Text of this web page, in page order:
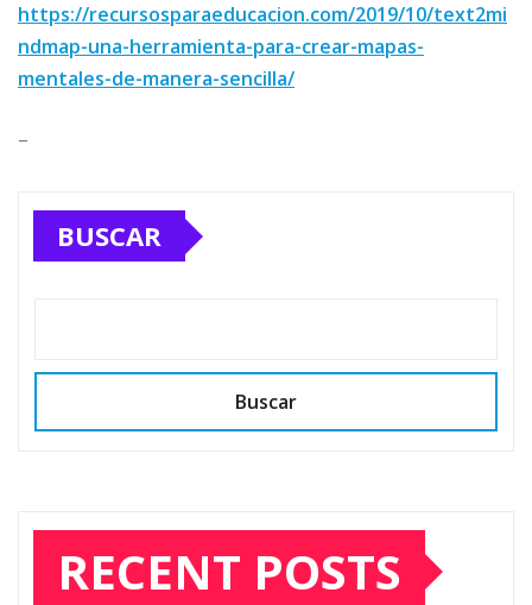
https://recursosparaeducacion.com/2019/10/text2mi
ndmap-una-herramienta-para-crear-mapas-
mentales-de-manera-sencilla/
–
BUSCAR
Buscar
RECENT POSTS